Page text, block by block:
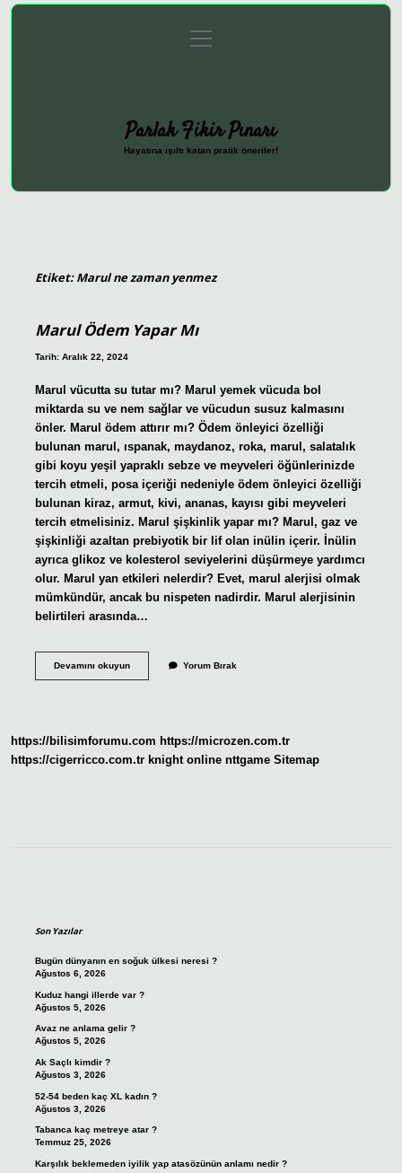
Gizlilik Politikası
menüyü
aç
Parlak Fikir Pınarı
Hayatına ışıltı katan pratik öneriler!
Etiket:Marul ne zaman yenmez
Marul Ödem Yapar Mı
Tarih: Aralık 22, 2024
Marul vücutta su tutar mı? Marul yemek vücuda bol
miktarda su ve nem sağlar ve vücudun susuz kalmasını
önler. Marul ödem attırır mı? Ödem önleyici özelliği
bulunan marul, ıspanak, maydanoz, roka, marul, salatalık
gibi koyu yeşil yapraklı sebze ve meyveleri öğünlerinizde
tercih etmeli, posa içeriği nedeniyle ödem önleyici özelliği
bulunan kiraz, armut, kivi, ananas, kayısı gibi meyveleri
tercih etmelisiniz. Marul şişkinlik yapar mı? Marul, gaz ve
şişkinliği azaltan prebiyotik bir lif olan inülin içerir. İnülin
ayrıca glikoz ve kolesterol seviyelerini düşürmeye yardımcı
olur. Marul yan etkileri nelerdir? Evet, marul alerjisi olmak
mümkündür, ancak bu nispeten nadirdir. Marul alerjisinin
belirtileri arasında…
Devamını okuyunMarul
Yorum Bırak
https://bilisimforumu.com https://microzen.com.tr
https://cigerricco.com.tr knight online nttgame Sitemap
Son Yazılar
Bugün dünyanın en soğuk ülkesi neresi ?
Ağustos 6, 2026
Kuduz hangi illerde var ?
Ağustos 5, 2026
Avaz ne anlama gelir ?
Ağustos 5, 2026
Ak Saçlı kimdir ?
Ağustos 3, 2026
52-54 beden kaç XL kadın ?
Ağustos 3, 2026
Tabanca kaç metreye atar ?
Temmuz 25, 2026
Karşılık beklemeden iyilik yap atasözünün anlamı nedir ?